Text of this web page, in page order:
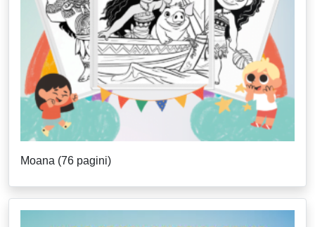
Moana (76 pagini)